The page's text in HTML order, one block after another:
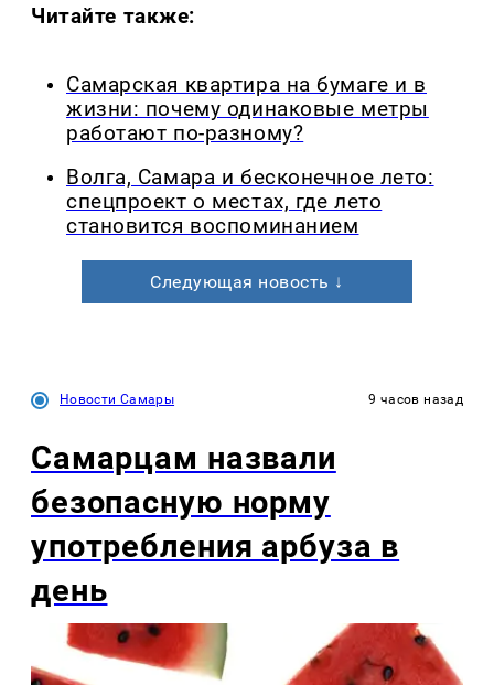
Читайте также:
Самарская квартира на бумаге и в
жизни: почему одинаковые метры
работают по-разному?
Волга, Самара и бесконечное лето:
спецпроект о местах, где лето
становится воспоминанием
Следующая новость ↓
Новости Самары 9 часов назад
Самарцам назвали
безопасную норму
употребления арбуза в
день